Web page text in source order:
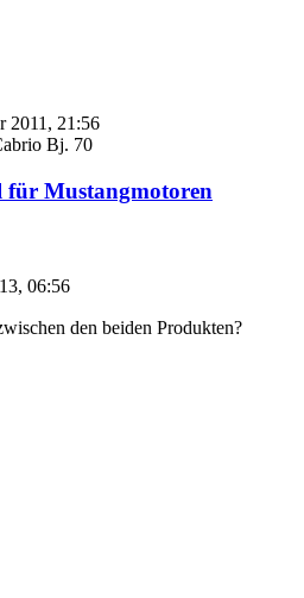
2011, 21:56
Bj. 70
Mustangmotoren
06:56
den beiden Produkten?